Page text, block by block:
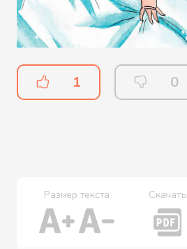
1 0
Размер текста Скачать